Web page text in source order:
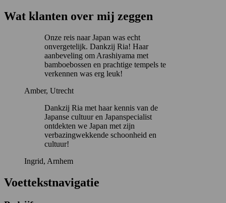
Wat klanten over mij zeggen
Onze reis naar Japan was echt
onvergetelijk. Dankzij Ria! Haar
aanbeveling om Arashiyama met
bamboebossen en prachtige tempels te
verkennen was erg leuk!
Amber, Utrecht
Dankzij Ria met haar kennis van de
Japanse cultuur en Japanspecialist
ontdekten we Japan met zijn
verbazingwekkende schoonheid en
cultuur!
Ingrid, Arnhem
Voettekstnavigatie